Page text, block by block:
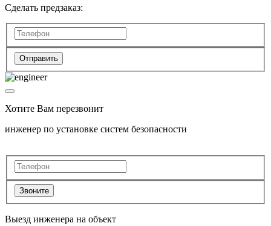
Сделать предзаказ:
Отправить
Хотите Вам перезвонит
инженер по установке систем безопасности
Звоните
Выезд инженера на объект